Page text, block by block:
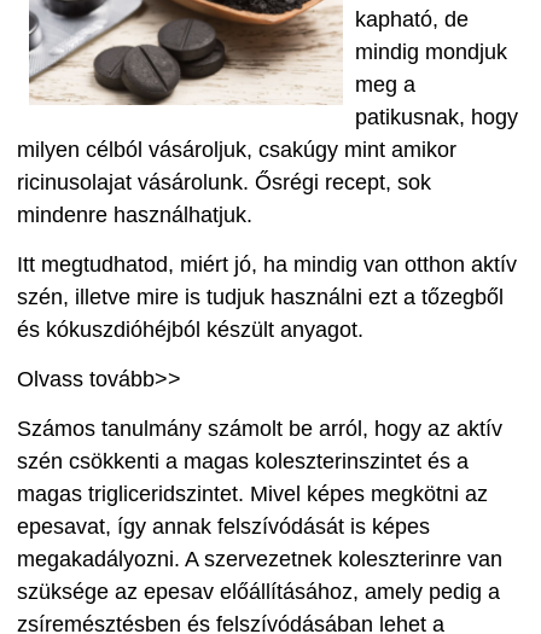
kapható, de
mindig mondjuk
meg a
patikusnak, hogy
milyen célból vásároljuk, csakúgy mint amikor
ricinusolajat vásárolunk. Ősrégi recept, sok
mindenre használhatjuk.
Itt megtudhatod, miért jó, ha mindig van otthon aktív
szén, illetve mire is tudjuk használni ezt a tőzegből
és kókuszdióhéjból készült anyagot.
Olvass tovább>>
Számos tanulmány számolt be arról, hogy az aktív
szén csökkenti a magas koleszterinszintet és a
magas trigliceridszintet. Mivel képes megkötni az
epesavat, így annak felszívódását is képes
megakadályozni. A szervezetnek koleszterinre van
szüksége az epesav előállításához, amely pedig a
zsíremésztésben és felszívódásában lehet a